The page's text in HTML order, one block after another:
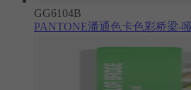
GG6104B
PANTONE潘通色卡色彩桥梁-